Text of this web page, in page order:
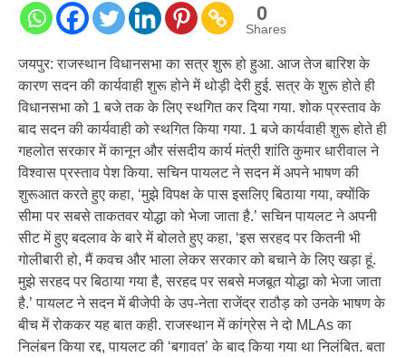
0
Shares
जयपुर: राजस्थान विधानसभा का सत्र शुरू हो हुआ. आज तेज बारिश के
कारण सदन की कार्यवाही शुरू होने में थोड़ी देरी हुई. सत्र के शुरू होते ही
विधानसभा को 1 बजे तक के लिए स्थगित कर दिया गया. शोक प्रस्ताव के
बाद सदन की कार्यवाही को स्थगित किया गया. 1 बजे कार्यवाही शुरू होते ही
गहलोत सरकार में कानून और संसदीय कार्य मंत्री शांति कुमार धारीवाल ने
विश्वास प्रस्ताव पेश किया. सचिन पायलट ने सदन में अपने भाषण की
शुरूआत करते हुए कहा, ‘मुझे विपक्ष के पास इसलिए बिठाया गया, क्योंकि
सीमा पर सबसे ताकतवर योद्धा को भेजा जाता है.’ सचिन पायलट ने अपनी
सीट में हुए बदलाव के बारे में बोलते हुए कहा, ‘इस सरहद पर कितनी भी
गोलीबारी हो, मैं कवच और भाला लेकर सरकार को बचाने के लिए खड़ा हूं.
मुझे सरहद पर बिठाया गया है, सरहद पर सबसे मजबूत योद्धा को भेजा जाता
है.’ पायलट ने सदन में बीजेपी के उप-नेता राजेंद्र राठौड़ को उनके भाषण के
बीच में रोककर यह बात कही. राजस्थान में कांग्रेस ने दो MLAs का
निलंबन किया रद्द, पायलट की ‘बगावत’ के बाद किया गया था निलंबित. बता